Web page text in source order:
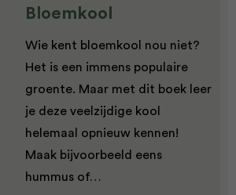
Bloemkool
Wie kent bloemkool nou niet?
Het is een immens populaire
groente. Maar met dit boek leer
je deze veelzijdige kool
helemaal opnieuw kennen!
Maak bijvoorbeeld eens
hummus of…